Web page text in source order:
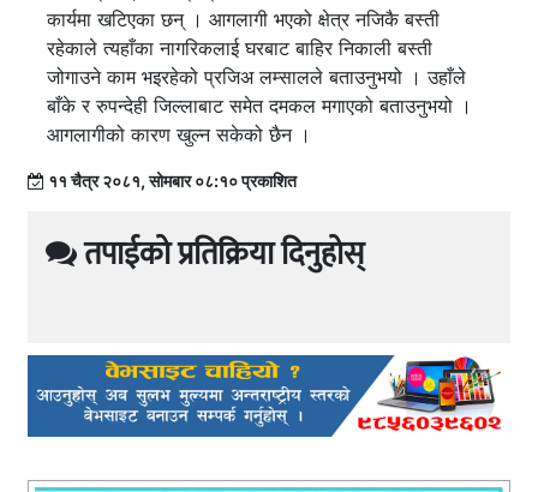
कार्यमा खटिएका छन् । आगलागी भएको क्षेत्र नजिकै बस्ती
रहेकाले त्यहाँका नागरिकलाई घरबाट बाहिर निकाली बस्ती
जोगाउने काम भइरहेको प्रजिअ लम्सालले बताउनुभयो । उहाँले
बाँके र रुपन्देही जिल्लाबाट समेत दमकल मगाएको बताउनुभयो ।
आगलागीको कारण खुल्न सकेको छैन ।
११ चैत्र २०८१, सोमबार ०८:१० प्रकाशित
तपाईको प्रतिक्रिया दिनुहोस्